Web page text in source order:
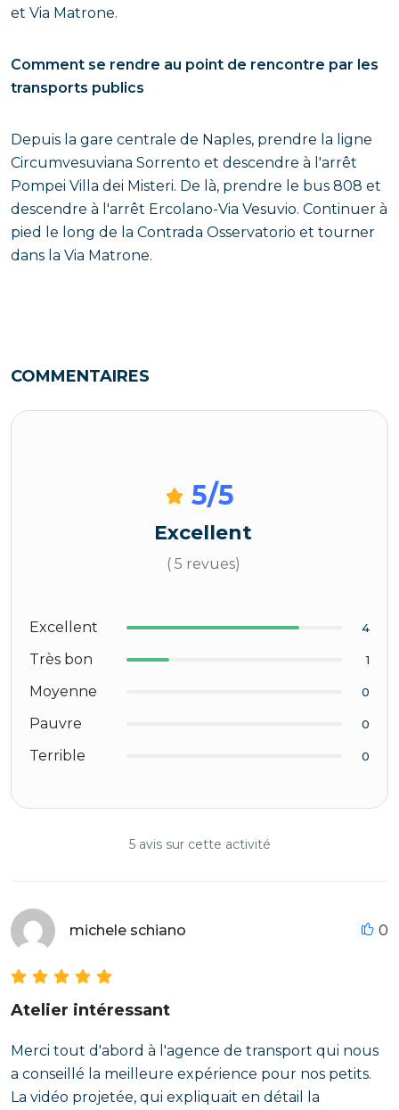
et Via Matrone.
Comment se rendre au point de rencontre par les
transports publics
Depuis la gare centrale de Naples, prendre la ligne
Circumvesuviana Sorrento et descendre à l'arrêt
Pompei Villa dei Misteri. De là, prendre le bus 808 et
descendre à l'arrêt Ercolano-Via Vesuvio. Continuer à
pied le long de la Contrada Osservatorio et tourner
dans la Via Matrone.
COMMENTAIRES
5/5
Excellent
( 5 revues)
Excellent 4
Très bon 1
Moyenne 0
Pauvre 0
Terrible 0
5 avis sur cette activité
michele schiano 0
Atelier intéressant
Merci tout d'abord à l'agence de transport qui nous
a conseillé la meilleure expérience pour nos petits.
La vidéo projetée, qui expliquait en détail la